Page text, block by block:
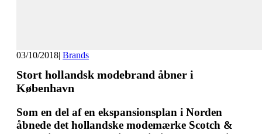
03/10/2018| Brands
Stort hollandsk modebrand åbner i
København
Som en del af en ekspansionsplan i Norden
åbnede det hollandske modemærke Scotch &